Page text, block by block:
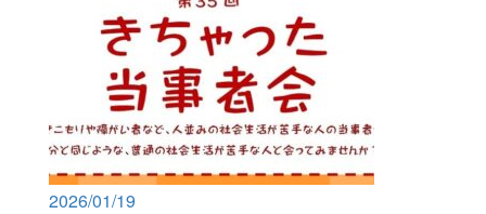
2026/01/19